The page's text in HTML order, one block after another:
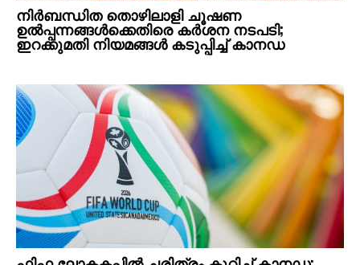
നിർബന്ധിത തൊഴിലാളി ചൂഷണ
ഉൽപ്പന്നങ്ങൾക്കെതിരെ കർശന നടപടി;
ഇറക്കുമതി നിയമങ്ങൾ കടുപ്പിച്ച് കാനഡ